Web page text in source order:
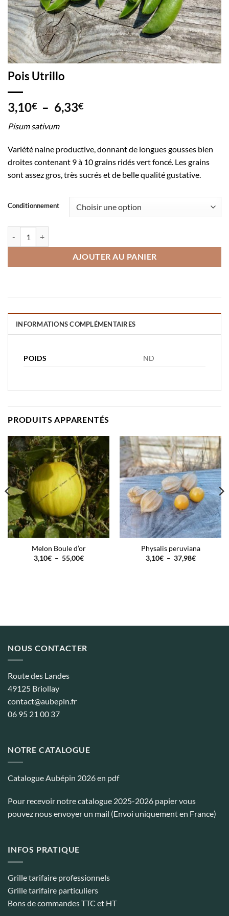
Pois Utrillo
3,10€ – 6,33€Plage
3,10€
à
6,33€
Pisum sativum
Variété naine productive, donnant de longues gousses bien
droites contenant 9 à 10 grains ridés vert foncé. Les grains
sont assez gros, très sucrés et de belle qualité gustative.
Conditionnement
AJOUTER AU PANIER
INFORMATIONS COMPLÉMENTAIRES
POIDS ND
PRODUITS APPARENTÉS
Melon Boule d’or
3,10€ – 55,00€Plage
Physalis peruviana
3,10€ – 37,98€Plage
NOUS CONTACTER
Route des Landes
49125 Briollay
contact@aubepin.fr
06 95 21 00 37
NOTRE CATALOGUE
Catalogue Aubépin 2026 en pdf
Pour recevoir notre catalogue 2025-2026 papier vous
pouvez nous envoyer un mail (Envoi uniquement en France)
INFOS PRATIQUE
Grille tarifaire professionnels
Grille tarifaire particuliers
Bons de commandes TTC et HT